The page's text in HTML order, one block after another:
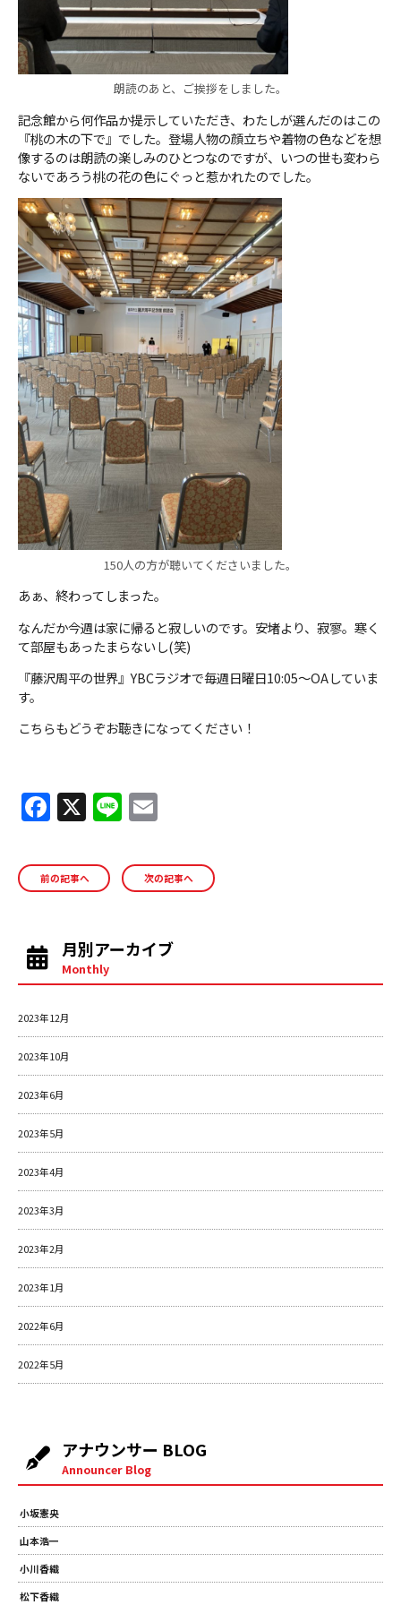
朗読のあと、ご挨拶をしました。
記念館から何作品か提示していただき、わたしが選んだのはこの
『桃の木の下で』でした。登場人物の顔立ちや着物の色などを想
像するのは朗読の楽しみのひとつなのですが、いつの世も変わら
ないであろう桃の花の色にぐっと惹かれたのでした。
150人の方が聴いてくださいました。
あぁ、終わってしまった。
なんだか今週は家に帰ると寂しいのです。安堵より、寂寥。寒く
て部屋もあったまらないし(笑)
『藤沢周平の世界』YBCラジオで毎週日曜日10:05～OAしていま
す。
こちらもどうぞお聴きになってください！
F
a
c
e
o
o
k
X Li
n
e ai
l
前の記事へ 次の記事へ
月別アーカイブ
Monthly
2023年12月
2023年10月
2023年6月
2023年5月
2023年4月
2023年3月
2023年2月
2023年1月
2022年6月
2022年5月
アナウンサー BLOG
Announcer Blog
小坂憲央
山本浩一
小川香織
松下香織